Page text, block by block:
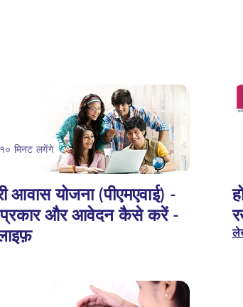
मिनट लगेंगे
आवास योजना (पीएमएवाई) -
प्रकार और आवेदन कैसे करें -